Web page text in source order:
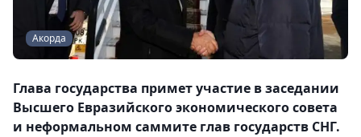
Акорда
Глава государства примет участие в заседании
Высшего Евразийского экономического совета
и неформальном саммите глав государств СНГ.